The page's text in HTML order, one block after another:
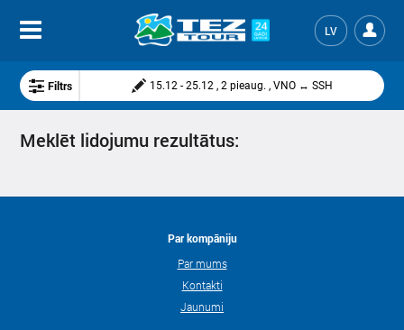
LV
Filtrs 15.12 - 25.12 , 2 pieaug. , VNO ↔ SSH
Meklēt lidojumu rezultātus:
Par kompāniju
Par mums
Kontakti
Jaunumi